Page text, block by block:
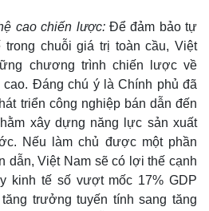
cao chiến lược: Để đảm bảo tự
chuỗi giá trị toàn cầu, Việt
chương trình chiến lược về
cao. Đáng chú ý là Chính phủ đã
triển công nghiệp bán dẫn đến
xây dựng năng lực sản xuất
Nếu làm chủ được một phần
dẫn, Việt Nam sẽ có lợi thế cạnh
kinh tế số vượt mốc 17% GDP
trưởng tuyến tính sang tăng